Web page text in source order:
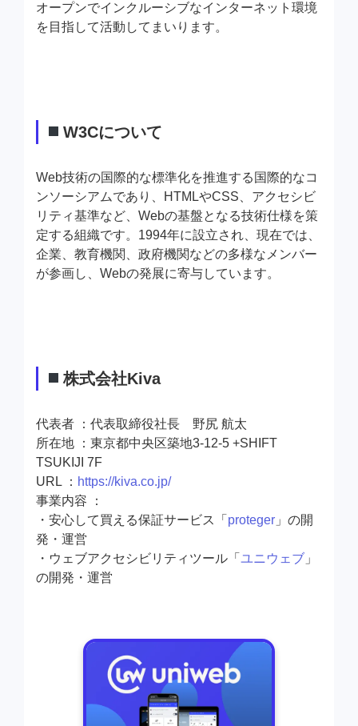
オープンでインクルーシブなインターネット環境
を目指して活動してまいります。
W3Cについて
Web技術の国際的な標準化を推進する国際的なコ
ンソーシアムであり、HTMLやCSS、アクセシビ
リティ基準など、Webの基盤となる技術仕様を策
定する組織です。1994年に設立され、現在では、
企業、教育機関、政府機関などの多様なメンバー
が参画し、Webの発展に寄与しています。
株式会社Kiva
代表者 ：代表取締役社長 野尻 航太
所在地 ：東京都中央区築地3-12-5 +SHIFT
TSUKIJI 7F
URL ： https://kiva.co.jp/
事業内容 ：
・安心して買える保証サービス「 proteger 」の開
発・運営
・ウェブアクセシビリティツール「 ユニウェブ 」
の開発・運営